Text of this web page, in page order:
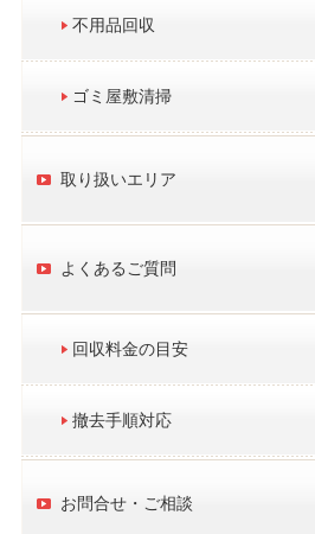
不用品回収
ゴミ屋敷清掃
取り扱いエリア
よくあるご質問
回収料金の目安
撤去手順対応
お問合せ・ご相談